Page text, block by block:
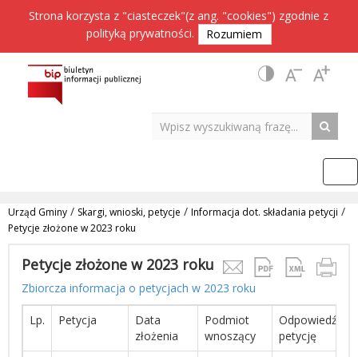
Strona korzysta z "ciasteczek"(z ang. "cookies") zgodnie z
polityką prywatności. Rozumiem
Urząd Gminy / Skargi, wnioski, petycje / Informacja dot. składania petycji /
Petycje złożone w 2023 roku
Petycje złożone w 2023 roku
Zbiorcza informacja o petycjach w 2023 roku
Lp. Petycja
Data
złożenia
Podmiot
wnoszący
Odpowiedź na
petycję